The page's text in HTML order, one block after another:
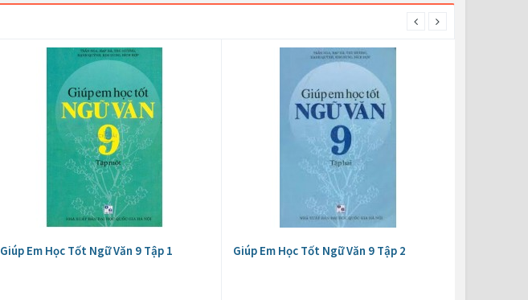
Giúp Em Học Tốt Ngữ Văn 9 Tập 1 Giúp Em Học Tốt Ngữ Văn 9 Tập 2